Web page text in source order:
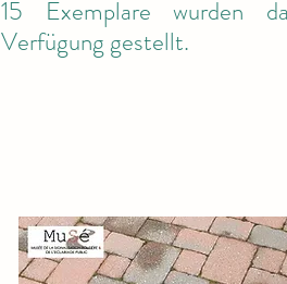
15 Exemplare wurden
Verfügung gestellt.